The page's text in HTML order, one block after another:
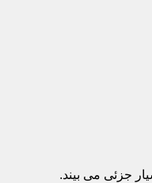
جزئی می بیند.